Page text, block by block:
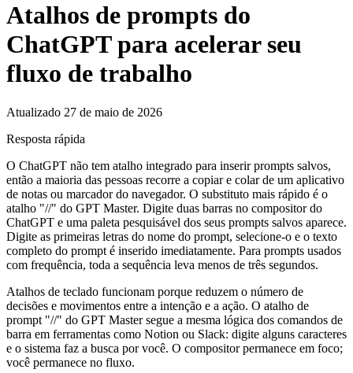
Atalhos de prompts do
ChatGPT para acelerar seu
fluxo de trabalho
Atualizado 27 de maio de 2026
Resposta rápida
O ChatGPT não tem atalho integrado para inserir prompts salvos,
então a maioria das pessoas recorre a copiar e colar de um aplicativo
de notas ou marcador do navegador. O substituto mais rápido é o
atalho "//" do GPT Master. Digite duas barras no compositor do
ChatGPT e uma paleta pesquisável dos seus prompts salvos aparece.
Digite as primeiras letras do nome do prompt, selecione-o e o texto
completo do prompt é inserido imediatamente. Para prompts usados
com frequência, toda a sequência leva menos de três segundos.
Atalhos de teclado funcionam porque reduzem o número de
decisões e movimentos entre a intenção e a ação. O atalho de
prompt "//" do GPT Master segue a mesma lógica dos comandos de
barra em ferramentas como Notion ou Slack: digite alguns caracteres
e o sistema faz a busca por você. O compositor permanece em foco;
você permanece no fluxo.